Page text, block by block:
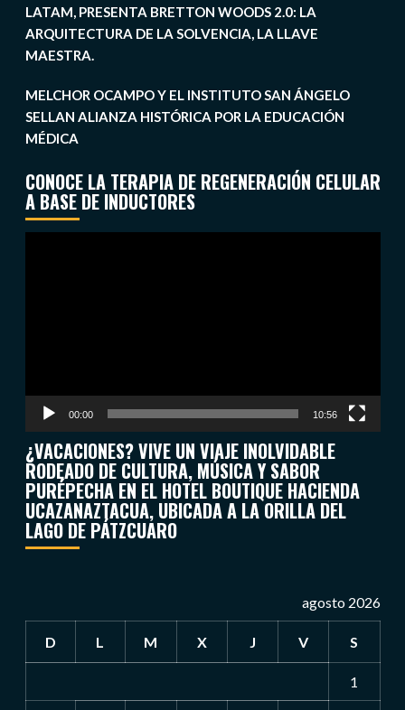
LATAM, PRESENTA BRETTON WOODS 2.0: LA
ARQUITECTURA DE LA SOLVENCIA, LA LLAVE
MAESTRA.
MELCHOR OCAMPO Y EL INSTITUTO SAN ÁNGELO
SELLAN ALIANZA HISTÓRICA POR LA EDUCACIÓN
MÉDICA
CONOCE LA TERAPIA DE REGENERACIÓN CELULAR
A BASE DE INDUCTORES
00:00 10:56
¿VACACIONES? VIVE UN VIAJE INOLVIDABLE
RODEADO DE CULTURA, MÚSICA Y SABOR
PURÉPECHA EN EL HOTEL BOUTIQUE HACIENDA
UCAZANAZTACUA, UBICADA A LA ORILLA DEL
LAGO DE PÁTZCUARO
agosto 2026
D L M X J V S
1